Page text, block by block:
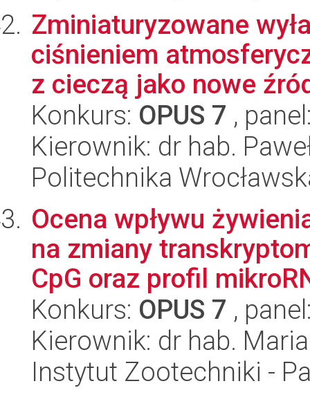
Zminiaturyzowane
ciśnieniem
z cieczą jako nowe
Konkurs: OPUS 7 ,
Kierownik: dr hab.
Politechnika
Ocena wpływu
na zmiany
CpG oraz profil
Konkurs: OPUS 7 ,
Kierownik: dr hab.
Instytut Zootechniki -